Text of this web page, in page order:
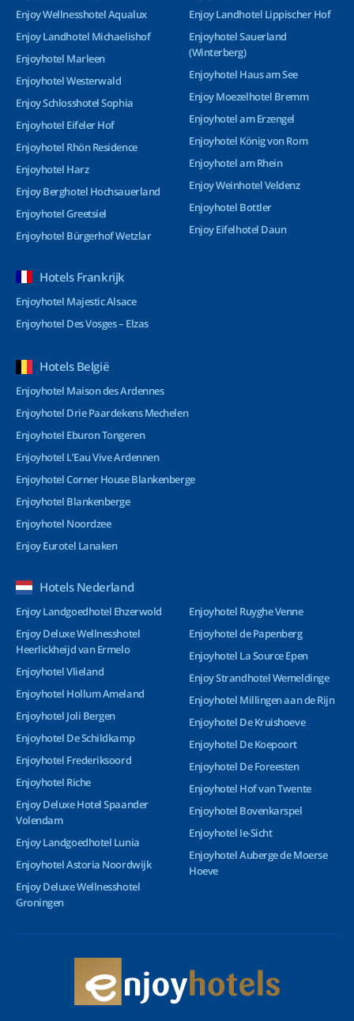
Enjoy Wellnesshotel Aqualux
Enjoy Landhotel Michaelishof
Enjoyhotel Marleen
Enjoyhotel Westerwald
Enjoy Schlosshotel Sophia
Enjoyhotel Eifeler Hof
Enjoyhotel Rhön Residence
Enjoyhotel Harz
Enjoy Berghotel Hochsauerland
Enjoyhotel Greetsiel
Enjoyhotel Bürgerhof Wetzlar
Enjoy Landhotel Lippischer Hof
Enjoyhotel Sauerland
(Winterberg)
Enjoyhotel Haus am See
Enjoy Moezelhotel Bremm
Enjoyhotel am Erzengel
Enjoyhotel König von Rom
Enjoyhotel am Rhein
Enjoy Weinhotel Veldenz
Enjoyhotel Bottler
Enjoy Eifelhotel Daun
Hotels Frankrijk
Enjoyhotel Majestic Alsace
Enjoyhotel Des Vosges – Elzas
Hotels België
Enjoyhotel Maison des Ardennes
Enjoyhotel Drie Paardekens Mechelen
Enjoyhotel Eburon Tongeren
Enjoyhotel L’Eau Vive Ardennen
Enjoyhotel Corner House Blankenberge
Enjoyhotel Blankenberge
Enjoyhotel Noordzee
Enjoy Eurotel Lanaken
Hotels Nederland
Enjoy Landgoedhotel Ehzerwold
Enjoy Deluxe Wellnesshotel
Heerlickheijd van Ermelo
Enjoyhotel Vlieland
Enjoyhotel Hollum Ameland
Enjoyhotel Joli Bergen
Enjoyhotel De Schildkamp
Enjoyhotel Frederiksoord
Enjoyhotel Riche
Enjoy Deluxe Hotel Spaander
Volendam
Enjoy Landgoedhotel Lunia
Enjoyhotel Astoria Noordwijk
Enjoy Deluxe Wellnesshotel
Groningen
Enjoyhotel Ruyghe Venne
Enjoyhotel de Papenberg
Enjoyhotel La Source Epen
Enjoy Strandhotel Wemeldinge
Enjoyhotel Millingen aan de Rijn
Enjoyhotel De Kruishoeve
Enjoyhotel De Koepoort
Enjoyhotel De Foreesten
Enjoyhotel Hof van Twente
Enjoyhotel Bovenkarspel
Enjoyhotel Ie-Sicht
Enjoyhotel Auberge de Moerse
Hoeve